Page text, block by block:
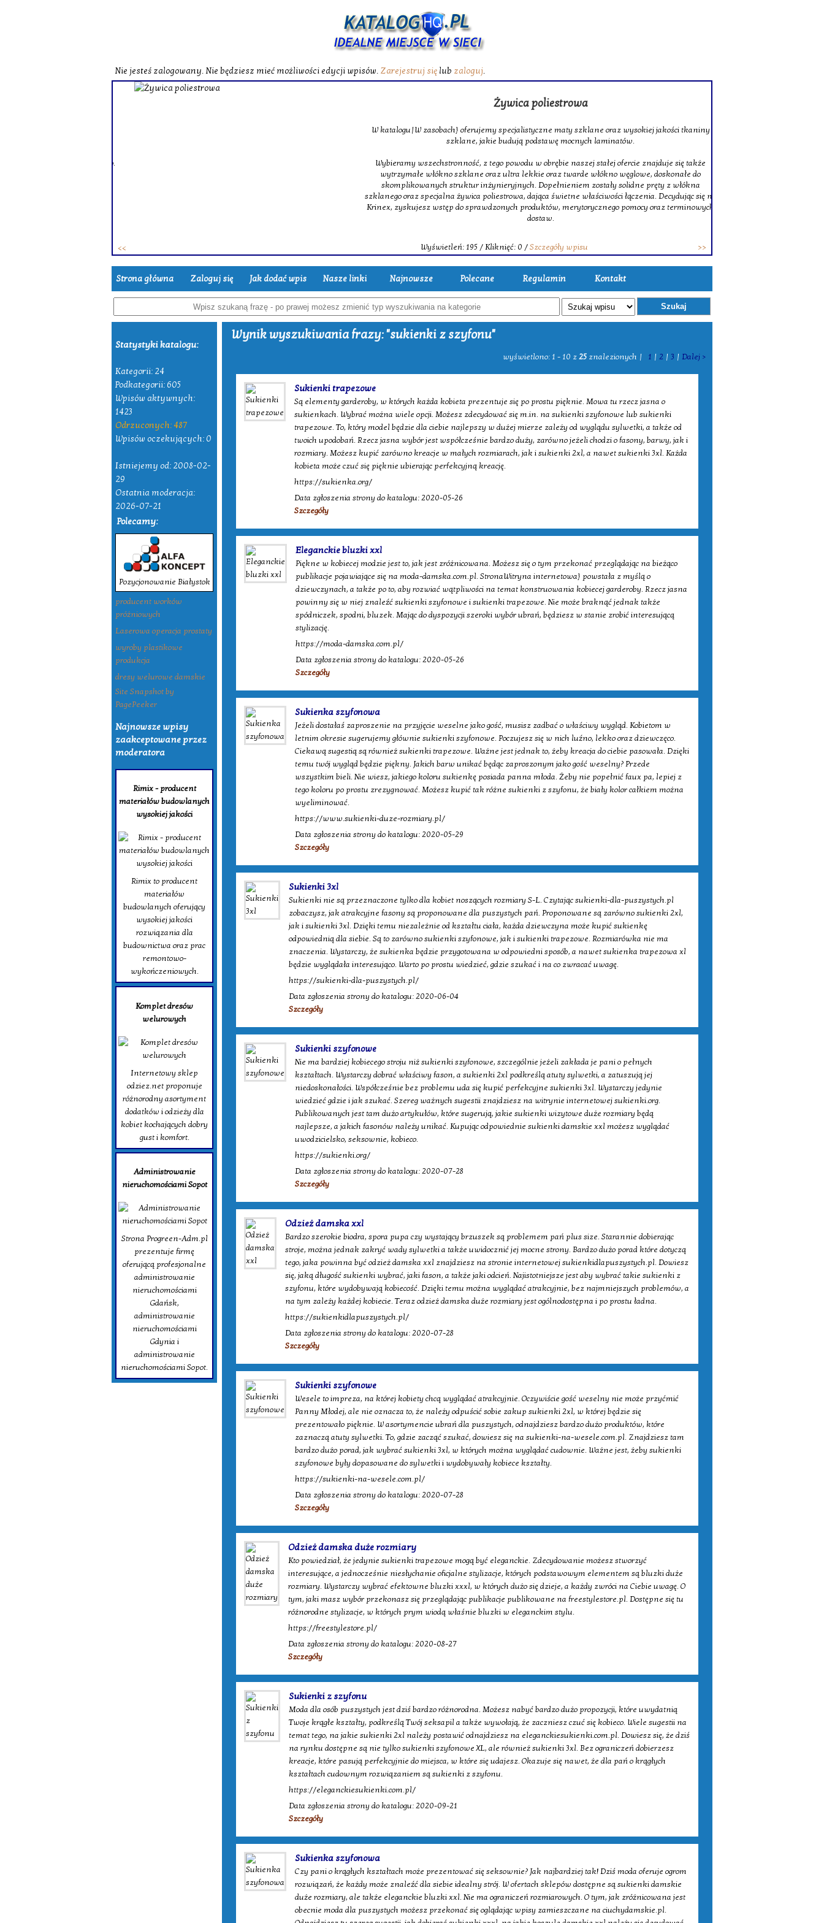
Nie jesteś zalogowany. Nie będziesz mieć możliwości edycji wpisów. Zarejestruj się lub zaloguj.
Żywica poliestrowa
W katalogu|W zasobach} oferujemy specjalistyczne maty szklane oraz wysokiej jakości tkaniny
szklane, jakie budują podstawę mocnych laminatów.
Wybieramy wszechstronność, z tego powodu w obrębie naszej stałej ofercie znajduje się także
wytrzymałe włókno szklane oraz ultra lekkie oraz twarde włókno węglowe, doskonałe do
skomplikowanych struktur inżynieryjnych. Dopełnieniem zostały solidne pręty z włókna
szklanego oraz specjalna żywica poliestrowa, dająca świetne właściwości łączenia. Decydując się na
Krinex, zyskujesz wstęp do sprawdzonych produktów, merytorycznego pomocy oraz terminowych
dostaw.
Wyświetleń: 195 / Kliknięć: 0 /Szczegóły wpisu
Strona główna Zaloguj się Jak dodać wpis Nasze linki Najnowsze Polecane Regulamin Kontakt
Szukaj
Statystyki katalogu:
Kategorii: 24
Podkategorii: 605
Wpisów aktywnych:
1423
Odrzuconych: 487
Wpisów oczekujących: 0
Istniejemy od: 2008-02-
29
Ostatnia moderacja:
2026-07-21
Polecamy:
Pozycjonowanie Białystok
producent worków
próżniowych
Laserowa operacja prostaty
wyroby plastikowe
produkcja
dresy welurowe damskie
Site Snapshot by
PagePeeker
Najnowsze wpisy
zaakceptowane przez
moderatora
Rimix - producent
materiałów budowlanych
wysokiej jakości
Rimix to producent
materiałów
budowlanych oferujący
wysokiej jakości
rozwiązania dla
budownictwa oraz prac
remontowo-
wykończeniowych.
Komplet dresów
welurowych
Internetowy sklep
odziez.net proponuje
różnorodny asortyment
dodatków i odzieży dla
kobiet kochających dobry
gust i komfort.
Administrowanie
nieruchomościami Sopot
Strona Progreen-Adm.pl
prezentuje firmę
oferującą profesjonalne
administrowanie
nieruchomościami
Gdańsk,
administrowanie
nieruchomościami
Gdynia i
administrowanie
nieruchomościami Sopot.
Wynik wyszukiwania frazy: "sukienki z szyfonu"
wyświetlono: 1 - 10 z25 znalezionych | 1 | 2 | 3 | Dalej >
Sukienki trapezowe
Są elementy garderoby, w których każda kobieta prezentuje się po prostu pięknie. Mowa tu rzecz jasna o
sukienkach. Wybrać można wiele opcji. Możesz zdecydować się m.in. na sukienki szyfonowe lub sukienki
trapezowe. To, który model będzie dla ciebie najlepszy w dużej mierze zależy od wyglądu sylwetki, a także od
twoich upodobań. Rzecz jasna wybór jest współcześnie bardzo duży, zarówno jeżeli chodzi o fasony, barwy, jak i
rozmiary. Możesz kupić zarówno kreacje w małych rozmiarach, jak i sukienki 2xl, a nawet sukienki 3xl. Każda
kobieta może czuć się pięknie ubierając perfekcyjną kreację.
https://sukienka.org/
Data zgłoszenia strony do katalogu: 2020-05-26
Szczegóły
Eleganckie bluzki xxl
Piękne w kobiecej modzie jest to, jak jest zróżnicowana. Możesz się o tym przekonać przeglądając na bieżąco
publikacje pojawiające się na moda-damska.com.pl. StronaWitryna internetowa} powstała z myślą o
dziewczynach, a także po to, aby rozwiać wątpliwości na temat konstruowania kobiecej garderoby. Rzecz jasna
powinny się w niej znaleźć sukienki szyfonowe i sukienki trapezowe. Nie może braknąć jednak także
spódniczek, spodni, bluzek. Mając do dyspozycji szeroki wybór ubrań, będziesz w stanie zrobić interesującą
stylizację.
https://moda-damska.com.pl/
Data zgłoszenia strony do katalogu: 2020-05-26
Szczegóły
Sukienka szyfonowa
Jeżeli dostałaś zaproszenie na przyjęcie weselne jako gość, musisz zadbać o właściwy wygląd. Kobietom w
letnim okresie sugerujemy głównie sukienki szyfonowe. Poczujesz się w nich luźno, lekko oraz dziewczęco.
Ciekawą sugestią są również sukienki trapezowe. Ważne jest jednak to, żeby kreacja do ciebie pasowała. Dzięki
temu twój wygląd będzie piękny. Jakich barw unikać będąc zaproszonym jako gość weselny? Przede
wszystkim bieli. Nie wiesz, jakiego koloru sukienkę posiada panna młoda. Żeby nie popełnić faux pa, lepiej z
tego koloru po prostu zrezygnować. Możesz kupić tak różne sukienki z szyfonu, że biały kolor całkiem można
wyeliminować.
https://www.sukienki-duze-rozmiary.pl/
Data zgłoszenia strony do katalogu: 2020-05-29
Szczegóły
Sukienki 3xl
Sukienki nie są przeznaczone tylko dla kobiet noszących rozmiary S-L. Czytając sukienki-dla-puszystych.pl
zobaczysz, jak atrakcyjne fasony są proponowane dla puszystych pań. Proponowane są zarówno sukienki 2xl,
jak i sukienki 3xl. Dzięki temu niezależnie od kształtu ciała, każda dziewczyna może kupić sukienkę
odpowiednią dla siebie. Są to zarówno sukienki szyfonowe, jak i sukienki trapezowe. Rozmiarówka nie ma
znaczenia. Wystarczy, że sukienka będzie przygotowana w odpowiedni sposób, a nawet sukienka trapezowa xl
będzie wyglądała interesująco. Warto po prostu wiedzieć, gdzie szukać i na co zwracać uwagę.
https://sukienki-dla-puszystych.pl/
Data zgłoszenia strony do katalogu: 2020-06-04
Szczegóły
Sukienki szyfonowe
Nie ma bardziej kobiecego stroju niż sukienki szyfonowe, szczególnie jeżeli zakłada je pani o pełnych
kształtach. Wystarczy dobrać właściwy fason, a sukienki 2xl podkreślą atuty sylwetki, a zatuszują jej
niedoskonałości. Współcześnie bez problemu uda się kupić perfekcyjne sukienki 3xl. Wystarczy jedynie
wiedzieć gdzie i jak szukać. Szereg ważnych sugestii znajdziesz na witrynie internetowej sukienki.org.
Publikowanych jest tam dużo artykułów, które sugerują, jakie sukienki wizytowe duże rozmiary będą
najlepsze, a jakich fasonów należy unikać. Kupując odpowiednie sukienki damskie xxl możesz wyglądać
uwodzicielsko, seksownie, kobieco.
https://sukienki.org/
Data zgłoszenia strony do katalogu: 2020-07-28
Szczegóły
Odzież damska xxl
Bardzo szerokie biodra, spora pupa czy wystający brzuszek są problemem pań plus size. Starannie dobierając
stroje, można jednak zakryć wady sylwetki a także uwidocznić jej mocne strony. Bardzo dużo porad które dotyczą
tego, jaka powinna być odzież damska xxl znajdziesz na stronie internetowej sukienkidlapuszystych.pl. Dowiesz
się, jaką długość sukienki wybrać, jaki fason, a także jaki odcień. Najistotniejsze jest aby wybrać takie sukienki z
szyfonu, które wydobywają kobiecość. Dzięki temu można wyglądać atrakcyjnie, bez najmniejszych problemów, a
na tym zależy każdej kobiecie. Teraz odzież damska duże rozmiary jest ogólnodostępna i po prostu ładna.
https://sukienkidlapuszystych.pl/
Data zgłoszenia strony do katalogu: 2020-07-28
Szczegóły
Sukienki szyfonowe
Wesele to impreza, na której kobiety chcą wyglądać atrakcyjnie. Oczywiście gość weselny nie może przyćmić
Panny Młodej, ale nie oznacza to, że należy odpuścić sobie zakup sukienki 2xl, w której będzie się
prezentowało pięknie. W asortymencie ubrań dla puszystych, odnajdziesz bardzo dużo produktów, które
zaznaczą atuty sylwetki. To, gdzie zacząć szukać, dowiesz się na sukienki-na-wesele.com.pl. Znajdziesz tam
bardzo dużo porad, jak wybrać sukienki 3xl, w których można wyglądać cudownie. Ważne jest, żeby sukienki
szyfonowe były dopasowane do sylwetki i wydobywały kobiece kształty.
https://sukienki-na-wesele.com.pl/
Data zgłoszenia strony do katalogu: 2020-07-28
Szczegóły
Odzież damska duże rozmiary
Kto powiedział, że jedynie sukienki trapezowe mogą być eleganckie. Zdecydowanie możesz stworzyć
interesujące, a jednocześnie niesłychanie oficjalne stylizacje, których podstawowym elementem są bluzki duże
rozmiary. Wystarczy wybrać efektowne bluzki xxxl, w których dużo się dzieje, a każdy zwróci na Ciebie uwagę. O
tym, jaki masz wybór przekonasz się przeglądając publikacje publikowane na freestylestore.pl. Dostępne się tu
różnorodne stylizacje, w których prym wiodą właśnie bluzki w eleganckim stylu.
https://freestylestore.pl/
Data zgłoszenia strony do katalogu: 2020-08-27
Szczegóły
Sukienki z szyfonu
Moda dla osób puszystych jest dziś bardzo różnorodna. Możesz nabyć bardzo dużo propozycji, które uwydatnią
Twoje krągłe kształty, podkreślą Twój seksapil a także wywołają, że zaczniesz czuć się kobieco. Wiele sugestii na
temat tego, na jakie sukienki 2xl należy postawić odnajdziesz na eleganckiesukienki.com.pl. Dowiesz się, że dziś
na rynku dostępne są nie tylko sukienki szyfonowe XL, ale również sukienki 3xl. Bez ograniczeń dobierzesz
kreacje, które pasują perfekcyjnie do miejsca, w które się udajesz. Okazuje się nawet, że dla pań o krągłych
kształtach cudownym rozwiązaniem są sukienki z szyfonu.
https://eleganckiesukienki.com.pl/
Data zgłoszenia strony do katalogu: 2020-09-21
Szczegóły
Sukienka szyfonowa
Czy pani o krągłych kształtach może prezentować się seksownie? Jak najbardziej tak! Dziś moda oferuje ogrom
rozwiązań, że każdy może znaleźć dla siebie idealny strój. W ofertach sklepów dostępne są sukienki damskie
duże rozmiary, ale także eleganckie bluzki xxl. Nie ma ograniczeń rozmiarowych. O tym, jak zróżnicowana jest
obecnie moda dla puszystych możesz przekonać się oglądając wpisy zamieszczane na ciuchydamskie.pl.